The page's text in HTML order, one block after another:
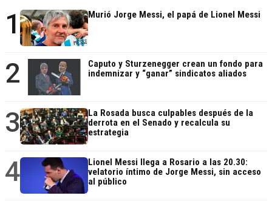
1 Murió Jorge Messi, el papá de Lionel Messi
2
Caputo y Sturzenegger crean un fondo para
indemnizar y “ganar” sindicatos aliados
3
La Rosada busca culpables después de la
derrota en el Senado y recalcula su
estrategia
4
Lionel Messi llega a Rosario a las 20.30:
velatorio íntimo de Jorge Messi, sin acceso
al público